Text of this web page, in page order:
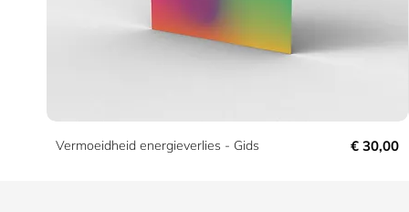
Vermoeidheid energieverlies - Gids Prijs
€ 30,00